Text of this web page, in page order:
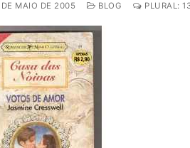
MAIO DE 2005 BLOG PLURAL: